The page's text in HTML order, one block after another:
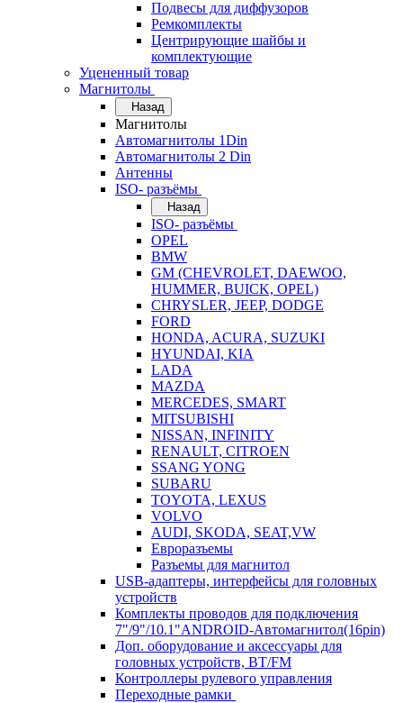
Подвесы для диффузоров
Ремкомплекты
Центрирующие шайбы и
комплектующие
Уцененный товар
Магнитолы
Назад
Магнитолы
Автомагнитолы 1Din
Автомагнитолы 2 Din
Антенны
ISO- разъёмы
Назад
ISO- разъёмы
OPEL
BMW
GM (CHEVROLET, DAEWOO,
HUMMER, BUICK, OPEL)
CHRYSLER, JEEP, DODGE
FORD
HONDA, ACURA, SUZUKI
HYUNDAI, KIA
LADA
MAZDA
MERCEDES, SMART
MITSUBISHI
NISSAN, INFINITY
RENAULT, CITROEN
SSANG YONG
SUBARU
TOYOTA, LEXUS
VOLVO
AUDI, SKODA, SEAT,VW
Евроразъемы
Разъемы для магнитол
USB-адаптеры, интерфейсы для головных
устройств
Комплекты проводов для подключения
7"/9"/10.1"ANDROID-Автомагнитол(16pin)
Доп. оборудование и аксессуары для
головных устройств, BT/FM
Контроллеры рулевого управления
Переходные рамки